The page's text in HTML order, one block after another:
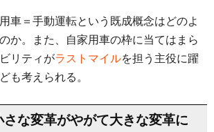
車＝手動運転という既成概念はどのよ
か。また、自家用車の枠に当てはまら
リティがラストマイルを担う主役に躍
も考えられる。
な変革がやがて大きな変革に